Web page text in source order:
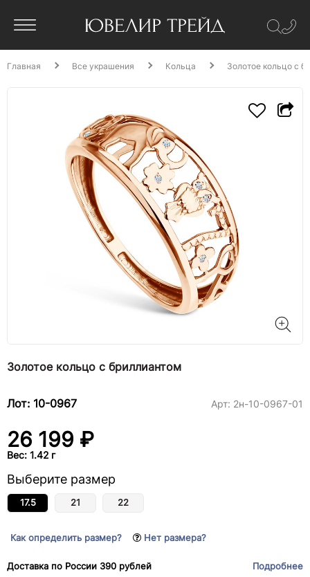
Главная Все украшения Кольца Золотое кольцо с
Золотое кольцо с бриллиантом
Лот: 10-0967 Арт: 2н-10-0967-01
26 199 ₽
Вес: 1.42 г
Выберите размер
17.5 21 22
Как определить размер? Нет размера?
Доставка по России 390 рублей
Подробнее